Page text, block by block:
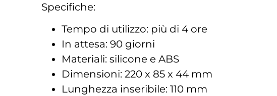
Specifiche:
Tempo di utilizzo: più di 4 ore
In attesa: 90 giorni
Materiali: silicone e ABS
Dimensioni: 220 x 85 x 44 mm
Lunghezza inseribile: 110 mm